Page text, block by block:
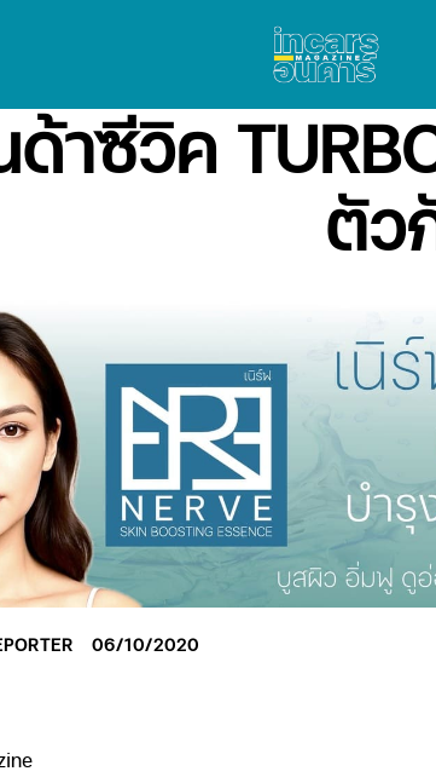
าซีวิค
ตัว
06/10/2020